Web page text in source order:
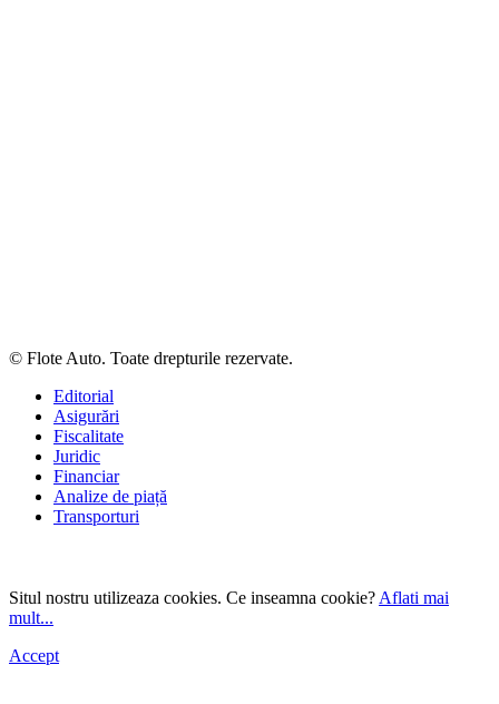
© Flote Auto. Toate drepturile rezervate.
Editorial
Asigurări
Fiscalitate
Juridic
Financiar
Analize de piață
Transporturi
Situl nostru utilizeaza cookies. Ce inseamna cookie? Aflati mai
mult...
Accept